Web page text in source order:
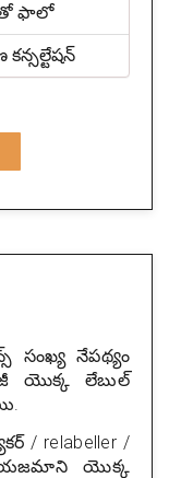
ఫాలో
కన్సల్టేషన్
సంఖ్య నేపథ్యం
యొక్క లేబుల్
/ relabeller /
యజమాని యొక్క